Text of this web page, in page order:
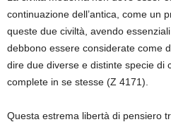
continuazione dell’antica, come un
queste due civiltà, avendo
debbono essere considerate come
dire due diverse e distinte specie di
complete in se stesse (Z 4171).
Questa estrema libertà di pensiero